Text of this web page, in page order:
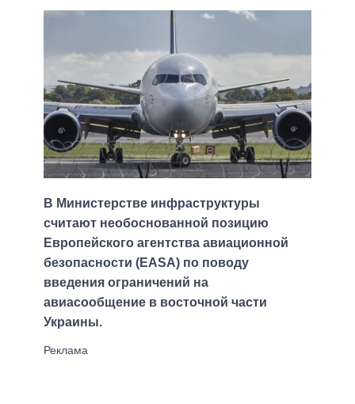
В Министерстве инфраструктуры
считают необоснованной позицию
Европейского агентства авиационной
безопасности (EASA) по поводу
введения ограничений на
авиасообщение в восточной части
Украины.